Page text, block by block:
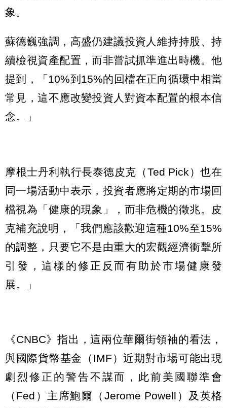
象。
蘇德巍強調，高盛仍建議投資人維持持股、持
續檢視資產配置，而非嘗試抓準進出時機。他
提到，「10%到15%的回檔在正向循環中相當
常見，這不應改變投資人對資本配置的根本信
念。」
摩根士丹利執行長泰德皮克（Ted Pick）也在
同一場活動中表示，投資者應將定期的市場回
檔視為「健康的現象」，而非危機的徵兆。皮
克補充說明，「我們應該歡迎這種10%至15%
的調整，只要它不是由重大的宏觀經濟衝擊所
引發，這樣的修正反而有助於市場健康發
展。」
《CNBC》指出，這兩位華爾街領袖的看法，
與國際貨幣基金（IMF）近期對市場可能出現
劇烈修正的警告不謀而，此前美國聯準會
（Fed）主席鮑爾（Jerome Powell）及英格